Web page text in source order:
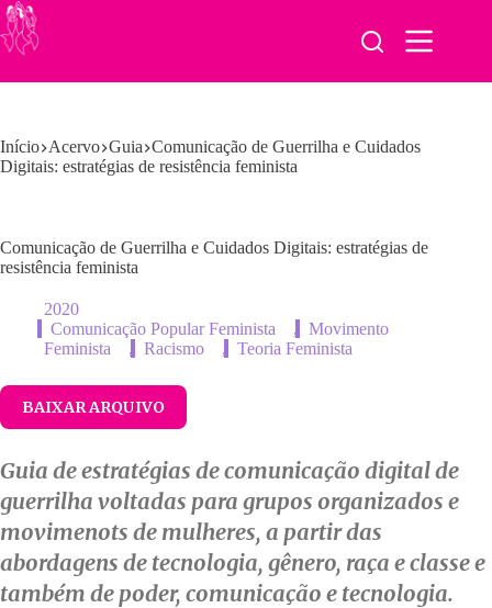
Pular
para
o
Início Acervo Guia Comunicação de Guerrilha e Cuidados
Digitais: estratégias de resistência feminista
Comunicação de Guerrilha e Cuidados Digitais: estratégias de
resistência feminista
2020
Comunicação Popular Feminista
,
Movimento
Feminista
, Racismo , Teoria Feminista
BAIXAR ARQUIVO
Guia de estratégias de comunicação digital de
guerrilha voltadas para grupos organizados e
movimenots de mulheres, a partir das
abordagens de tecnologia, gênero, raça e classe e
também de poder, comunicação e tecnologia.